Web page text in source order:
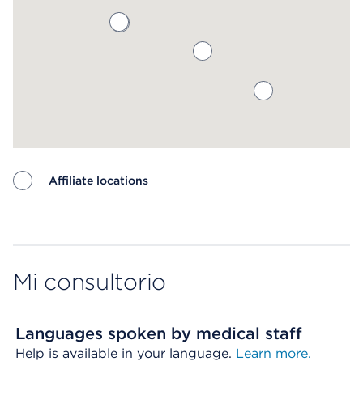
Affiliate locations
Mi consultorio
Languages spoken by medical staff
Help is available in your language. Learn more.